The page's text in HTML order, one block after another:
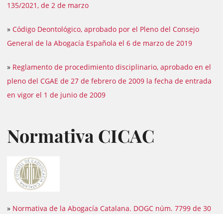
135/2021, de 2 de marzo
» Código Deontológico, aprobado por el Pleno del Consejo
General de la Abogacía Española el 6 de marzo de 2019
» Reglamento de procedimiento disciplinario, aprobado en el
pleno del CGAE de 27 de febrero de 2009 la fecha de entrada
en vigor el 1 de junio de 2009
Normativa CICAC
» Normativa de la Abogacía Catalana. DOGC núm. 7799 de 30